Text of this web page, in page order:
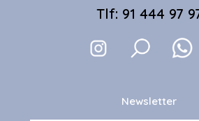
Tlf: 91 444 97
Newsletter